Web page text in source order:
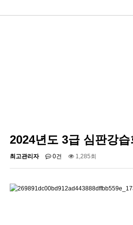
2024년도 3급 심판강
최고관리자 0건 1,285회